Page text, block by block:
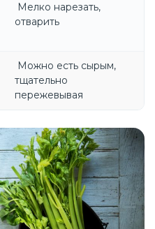
Мелко нарезать,
отварить
Можно есть сырым,
тщательно
пережевывая